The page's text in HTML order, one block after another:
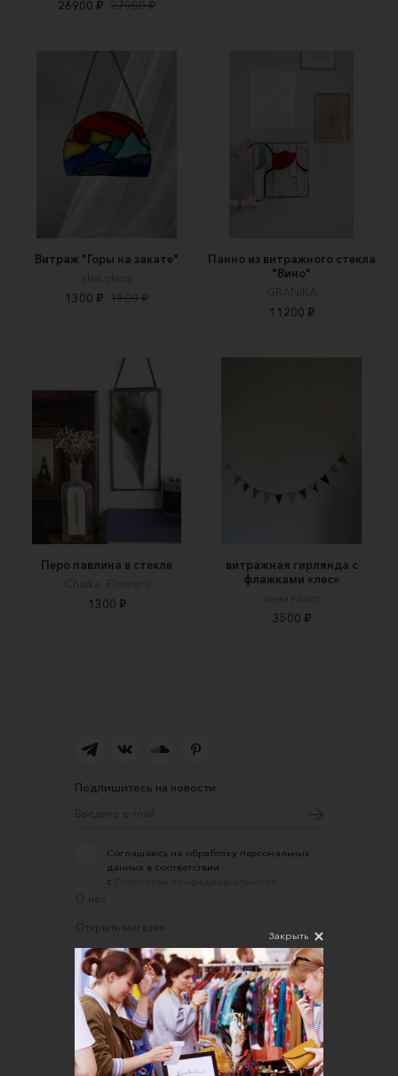
26900 ₽ 27900 ₽
Витраж "Горы на закате"
stivi.glass
1300 ₽ 1500 ₽
Панно из витражного стекла
"Вино"
GRANIKA
11200 ₽
Перо павлина в стекле
Chaika_Flowers
1300 ₽
витражная гирлянда с
флажками «лес»
лини гласс
3500 ₽
Подпишитесь на новости
Соглашаюсь на обработку персональных
данных в соответствии
с
О нас
Открыть магазин
Участие в офлайн-маркете
FAQ
Требования к фотографиям
Обратная связь
Соглашение об оказании услуг
Закрыть